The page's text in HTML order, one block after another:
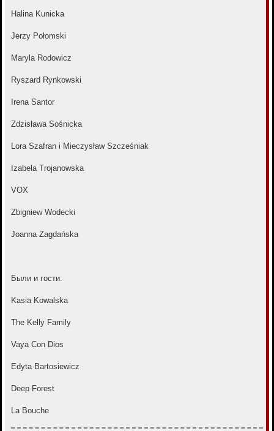
Halina Kunicka
Jerzy Połomski
Maryla Rodowicz
Ryszard Rynkowski
Irena Santor
Zdzisława Sośnicka
Lora Szafran i Mieczysław Szcześniak
Izabela Trojanowska
VOX
Zbigniew Wodecki
Joanna Zagdańska
Были и гости:
Kasia Kowalska
The Kelly Family
Vaya Con Dios
Edyta Bartosiewicz
Deep Forest
La Bouche